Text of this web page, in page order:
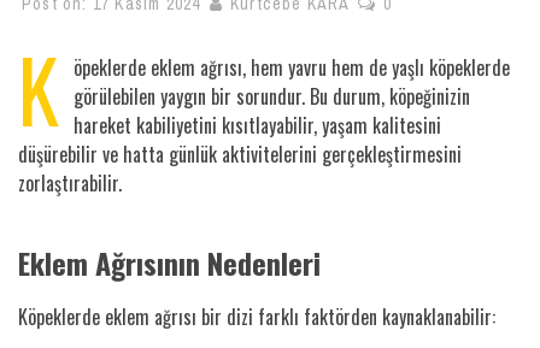
K öpeklerde eklem ağrısı, hem yavru hem de yaşlı köpeklerde
görülebilen yaygın bir sorundur. Bu durum, köpeğinizin
hareket kabiliyetini kısıtlayabilir, yaşam kalitesini
düşürebilir ve hatta günlük aktivitelerini gerçekleştirmesini
zorlaştırabilir.
Eklem Ağrısının Nedenleri
Köpeklerde eklem ağrısı bir dizi farklı faktörden kaynaklanabilir: